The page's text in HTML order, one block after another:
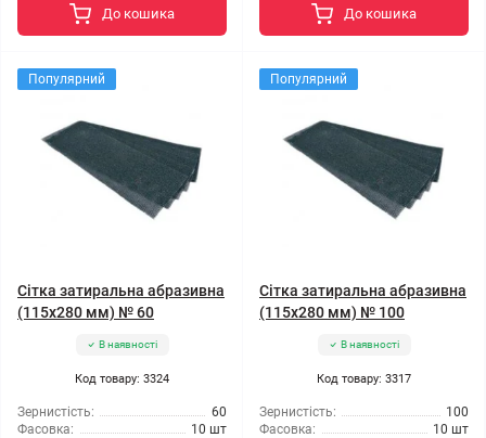
До кошика До кошика
Популярний
Сітка затиральна абразивна
(115x280 мм) № 60
В наявності
Код товару: 3324
Зернистість:
60
Фасовка:
10 шт
Популярний
Сітка затиральна абразивна
(115x280 мм) № 100
В наявності
Код товару: 3317
Зернистість:
100
Фасовка:
10 шт